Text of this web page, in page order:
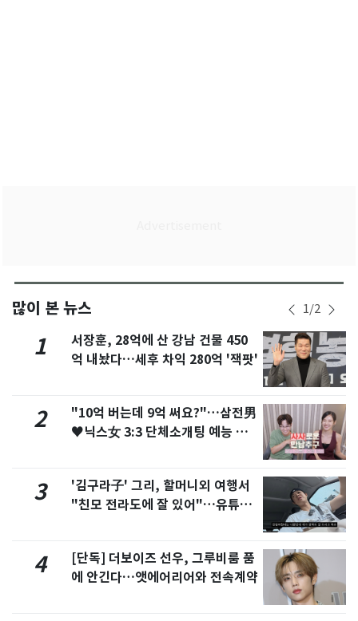
많이 본 뉴스 1/2
1
서장훈, 28억에 산 강남 건물 450
억 내놨다…세후 차익 280억 '잭팟'
2
"10억 버는데 9억 써요?"…삼전男
♥닉스女 3:3 단체소개팅 예능 화
3
'김구라子' 그리, 할머니외 여행서
"친모 전라도에 잘 있어"…유튜브
4
[단독] 더보이즈 선우, 그루비룸 품
에 안긴다…앳에어리어와 전속계약